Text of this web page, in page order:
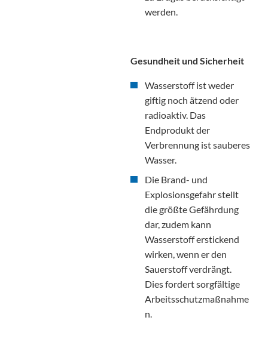
werden.
Gesundheit und Sicherheit
Wasserstoff ist weder
giftig noch ätzend oder
radioaktiv. Das
Endprodukt der
Verbrennung ist sauberes
Wasser.
Die Brand- und
Explosionsgefahr stellt
die größte Gefährdung
dar, zudem kann
Wasserstoff erstickend
wirken, wenn er den
Sauerstoff verdrängt.
Dies fordert sorgfältige
Arbeitsschutzmaßnahme
n.